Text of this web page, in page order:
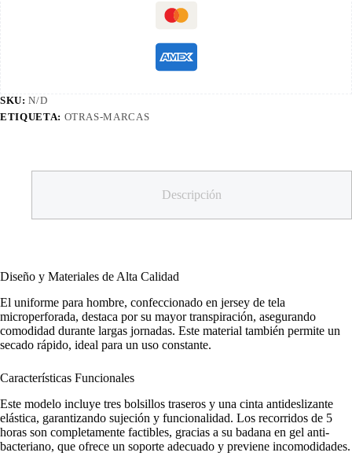
SKU:N/D
ETIQUETA: OTRAS-MARCAS
Descripción
Diseño y Materiales de Alta Calidad
El uniforme para hombre, confeccionado en jersey de tela
microperforada, destaca por su mayor transpiración, asegurando
comodidad durante largas jornadas. Este material también permite un
secado rápido, ideal para un uso constante.
Características Funcionales
Este modelo incluye tres bolsillos traseros y una cinta antideslizante
elástica, garantizando sujeción y funcionalidad. Los recorridos de 5
horas son completamente factibles, gracias a su badana en gel anti-
bacteriano, que ofrece un soporte adecuado y previene incomodidades.